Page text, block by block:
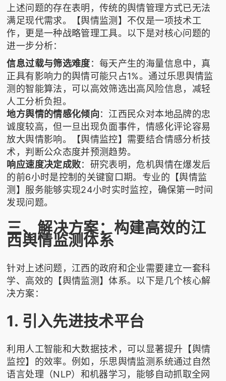
上述问题的存在表明，传统的舆情管理方式已无法
满足现代需求。【舆情监测】不仅是一项技术工
作，更是一种战略管理工具。以下是对核心问题的
进一步分析：
信息过载与筛选难度：每天产生的海量信息中，真
正具有影响力的舆情可能只占1%。通过乐思舆情监
测 的智能算法，可以高效筛选出高风险信息，减轻
人工分析负担。
地方舆情的情感化倾向：江西民众对本地品牌的忠
诚度较高，但一旦出现负面事件，情感化评论容易
放大舆情影响。【舆情监控】需要结合情感分析技
术，判断公众态度并预测趋势。
响应速度决定成败：研究表明，危机舆情在爆发后
的前6小时是控制的关键窗口期。专业的【舆情监
测】服务能够实现24小时实时监控，确保第一时间
发现问题。
三、解决方案：构建高效的江
西舆情监测体系
针对上述问题，江西的政府和企业需要建立一套科
学、高效的【舆情监测】体系。以下是几个核心解
决方案：
1. 引入先进技术平台
利用人工智能和大数据技术，可以显著提升【舆情
监控】的效率。例如， 乐思舆情监测 系统通过自然
语言处理（NLP）和机器学习，能够自动抓取全网